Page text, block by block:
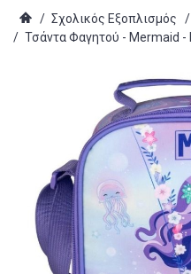
/ Σχολικός Εξοπλισμός /
/ Τσάντα Φαγητού - Mermaid